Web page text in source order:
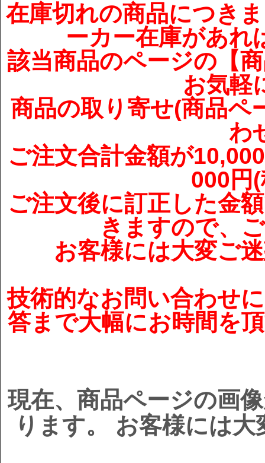
在庫切れの商品につき
ーカー在庫があれ
該当商品のページの【
お気軽
商品の取り寄せ(商品ペ
わ
ご注文合計金額が
000円
ご注文後に訂正した金
きますので、
お客様には大変ご
技術的なお問い合わせ
答まで大幅にお時間を
現在、商品ページの画
ります。 お客様には